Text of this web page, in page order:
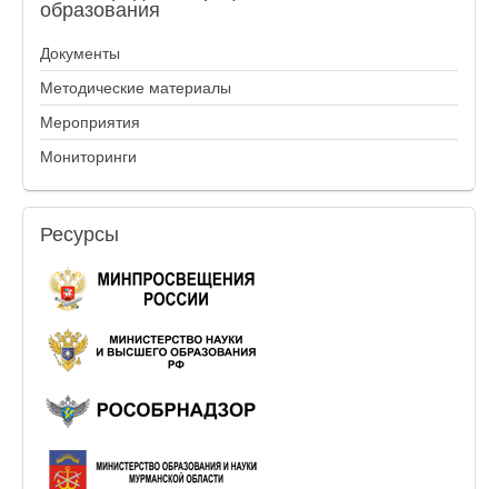
образования
Документы
Методические материалы
Мероприятия
Мониторинги
Ресурсы